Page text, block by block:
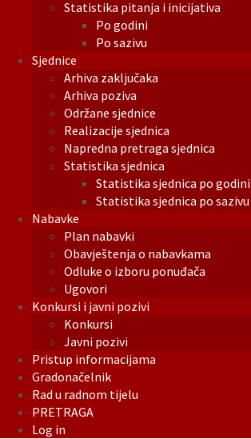
Statistika pitanja i inicijativa
Po godini
Po sazivu
Sjednice
Arhiva zaključaka
Arhiva poziva
Održane sjednice
Realizacije sjednica
Napredna pretraga sjednica
Statistika sjednica
Statistika sjednica po godini
Statistika sjednica po sazivu
Nabavke
Plan nabavki
Obavještenja o nabavkama
Odluke o izboru ponuđača
Ugovori
Konkursi i javni pozivi
Konkursi
Javni pozivi
Pristup informacijama
Gradonačelnik
Rad u radnom tijelu
PRETRAGA
Log in